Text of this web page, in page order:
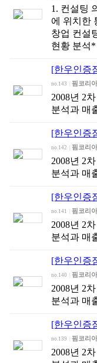
1. 컨설팅
에 위치한
창업 컨설
현황 분석
[한우인증
no.143 핌코리아
2008년 2
분석과 매
[한우인증
no.142 핌코리아
2008년 2
분석과 매
[한우인증
no.141 핌코리아
2008년 2
분석과 매
[한우인증
no.140 핌코리아
2008년 2
분석과 매
[한우인증
no.139 핌코리아
2008년 2